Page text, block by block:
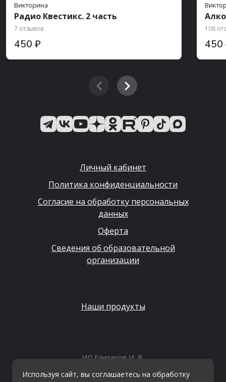
Викторина
Радио Квестикс. 2 часть
7 отзывов
450 ₽
108
450
Личный кабинет
Политика конфиденциальности
Согласие на обработку персональных
данных
Оферта
Сведения об образовательной
организации
Наши продукты
ИП Елизаров И. В.
ОГРНИП: 315665800057162
Используя сайт, вы соглашаетесь на обработку